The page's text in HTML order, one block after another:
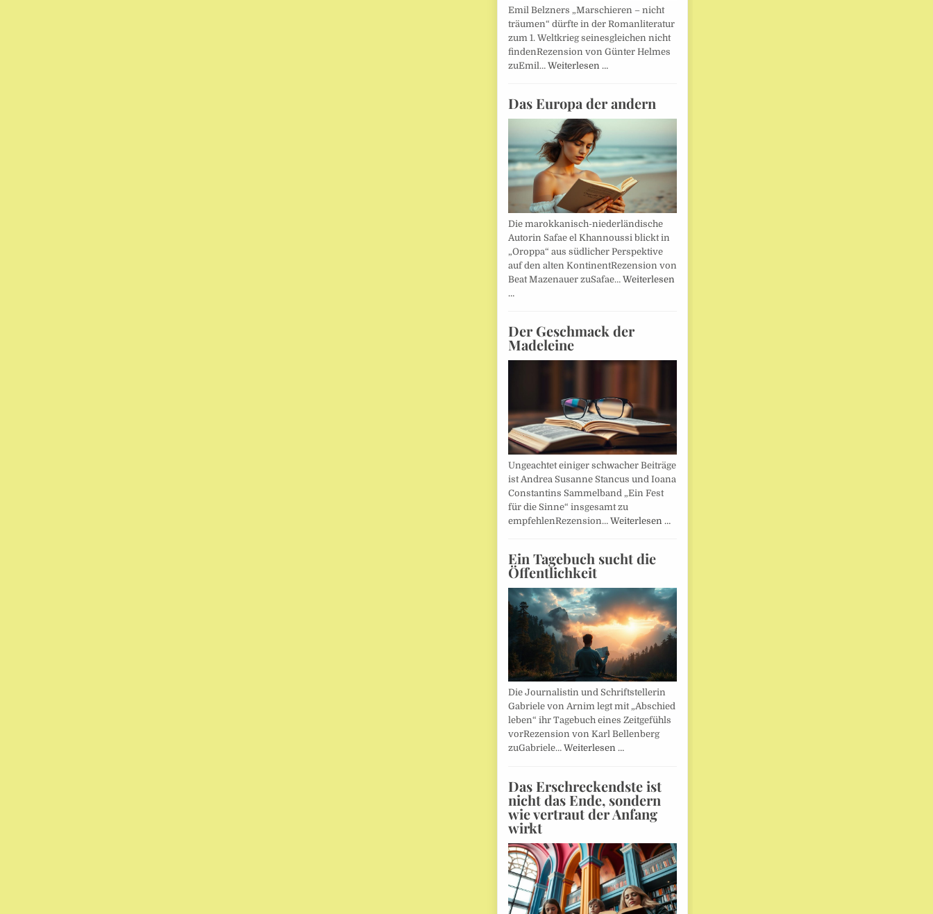
Emil Belzners „Marschieren – nicht
träumen“ dürfte in der Romanliteratur
zum 1. Weltkrieg seinesgleichen nicht
findenRezension von Günter Helmes
zuEmil… Weiterlesen …
Das Europa der andern
Die marokkanisch-niederländische
Autorin Safae el Khannoussi blickt in
„Oroppa“ aus südlicher Perspektive
auf den alten KontinentRezension von
Beat Mazenauer zuSafae… Weiterlesen
…
Der Geschmack der
Madeleine
Ungeachtet einiger schwacher Beiträge
ist Andrea Susanne Stancus und Ioana
Constantins Sammelband „Ein Fest
für die Sinne“ insgesamt zu
empfehlenRezension… Weiterlesen …
Ein Tagebuch sucht die
Öffentlichkeit
Die Journalistin und Schriftstellerin
Gabriele von Arnim legt mit „Abschied
leben“ ihr Tagebuch eines Zeitgefühls
vorRezension von Karl Bellenberg
zuGabriele… Weiterlesen …
Das Erschreckendste ist
nicht das Ende, sondern
wie vertraut der Anfang
wirkt